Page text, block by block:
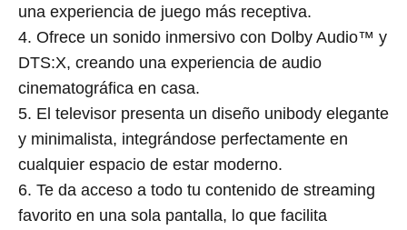
una experiencia de juego más receptiva.
4. Ofrece un sonido inmersivo con Dolby Audio™ y
DTS:X, creando una experiencia de audio
cinematográfica en casa.
5. El televisor presenta un diseño unibody elegante
y minimalista, integrándose perfectamente en
cualquier espacio de estar moderno.
6. Te da acceso a todo tu contenido de streaming
favorito en una sola pantalla, lo que facilita